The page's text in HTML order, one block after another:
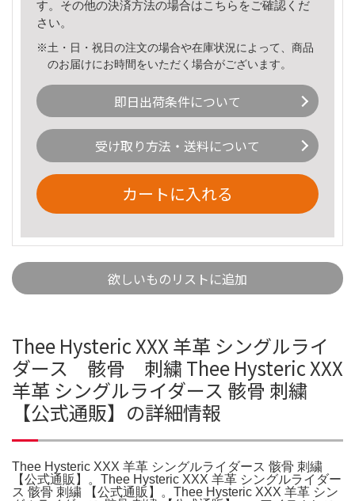
す。その他の決済方法の場合はこちら をご確認くだ
さい。
※土・日・祝日の注文の場合や在庫状況によって、商品
のお届けにお時間をいただく場合がございます。
即日出荷条件について
受け取り方法・送料について
カートに入れる
欲しいものリストに追加
Thee Hysteric XXX 羊革 シングルライ
ダース 骸骨 刺繍 Thee Hysteric XXX
羊革 シングルライダース 骸骨 刺繍
【公式通販】の詳細情報
Thee Hysteric XXX 羊革 シングルライダース 骸骨 刺繍
【公式通販】。Thee Hysteric XXX 羊革 シングルライダー
ス 骸骨 刺繍 【公式通販】。Thee Hysteric XXX 羊革 シン